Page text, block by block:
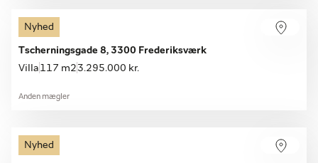
Nyhed
Tscherningsgade 8, 3300 Frederiksværk
Villa 117 m2 3.295.000 kr.
Anden mægler
Nyhed